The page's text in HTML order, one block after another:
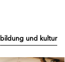
bildung und kultur